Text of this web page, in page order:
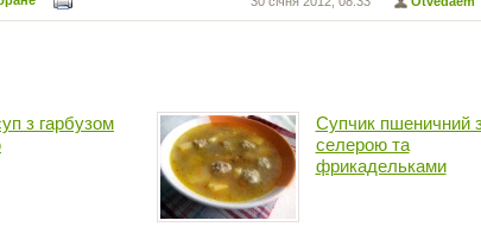
з гарбузом
Супчик пшеничний
селерою та
фрикадельками